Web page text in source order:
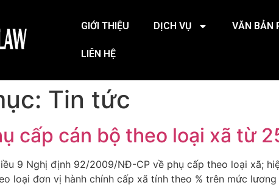
GIỚI THIỆU DỊCH VỤ VĂN BẢN
LIÊN HỆ
Tin tức
cấp cán bộ theo loại xã từ
9 Nghị định 92/2009/NĐ-CP về phụ cấp theo loại xã;
loại đơn vị hành chính cấp xã tính theo % trên mức